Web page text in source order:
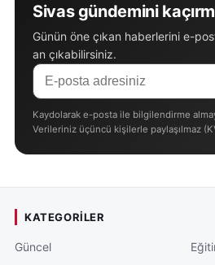
Sivas gündemini
Günün öne çıkan haberlerini e-
an çıkabilirsiniz.
Kaydolarak e-posta ile bilgilendirme
Verileriniz üçüncü kişilerle paylaşılmaz
KATEGORILER
Güncel